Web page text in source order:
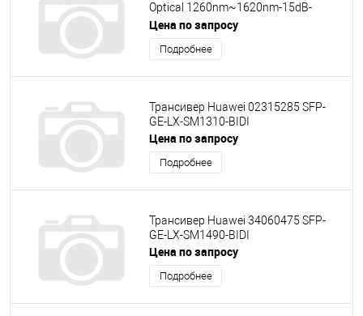
Optical 1260nm~1620nm-15dB-
LC/PC-45dB
Цена по запросу
Подробнее
Трансивер Huawei 02315285 SFP-
GE-LX-SM1310-BIDI
Цена по запросу
Подробнее
Трансивер Huawei 34060475 SFP-
GE-LX-SM1490-BIDI
Цена по запросу
Подробнее